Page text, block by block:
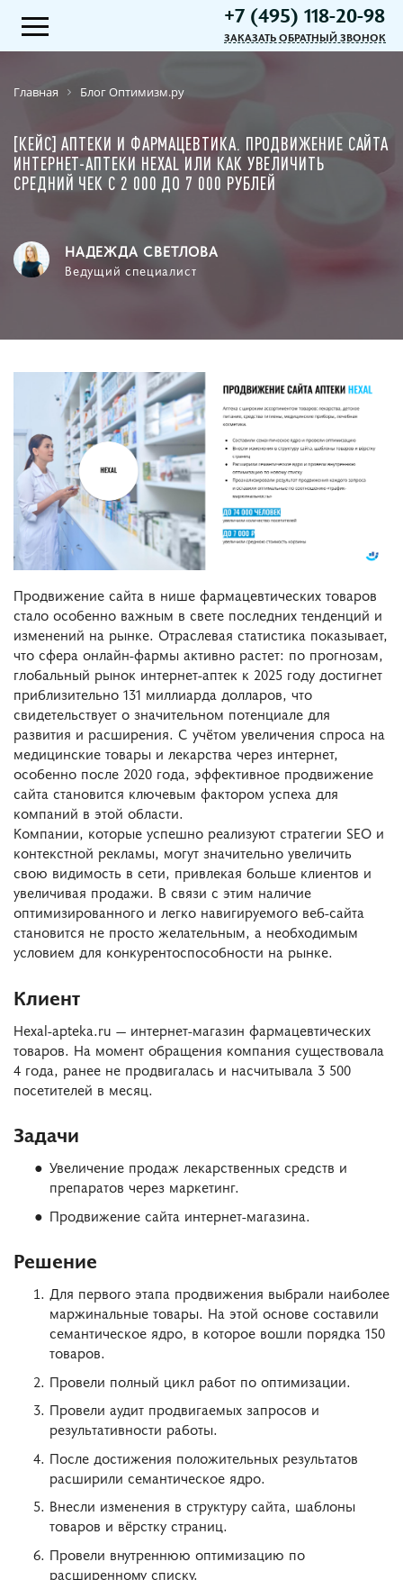
+7 (495) 118-20-98
ЗАКАЗАТЬ ОБРАТНЫЙ ЗВОНОК
Главная Блог Оптимизм.ру
[КЕЙС] АПТЕКИ И ФАРМАЦЕВТИКА. ПРОДВИЖЕНИЕ САЙТА
ИНТЕРНЕТ-АПТЕКИ HEXAL ИЛИ КАК УВЕЛИЧИТЬ
СРЕДНИЙ ЧЕК С 2 000 ДО 7 000 РУБЛЕЙ
НАДЕЖДА СВЕТЛОВА
Ведущий специалист
Продвижение сайта в нише фармацевтических товаров
стало особенно важным в свете последних тенденций и
изменений на рынке. Отраслевая статистика показывает,
что сфера онлайн-фармы активно растет: по прогнозам,
глобальный рынок интернет-аптек к 2025 году достигнет
приблизительно 131 миллиарда долларов, что
свидетельствует о значительном потенциале для
развития и расширения. С учётом увеличения спроса на
медицинские товары и лекарства через интернет,
особенно после 2020 года, эффективное продвижение
сайта становится ключевым фактором успеха для
компаний в этой области.
Компании, которые успешно реализуют стратегии SEO и
контекстной рекламы, могут значительно увеличить
свою видимость в сети, привлекая больше клиентов и
увеличивая продажи. В связи с этим наличие
оптимизированного и легко навигируемого веб-сайта
становится не просто желательным, а необходимым
условием для конкурентоспособности на рынке.
Клиент
Hexal-apteka.ru — интернет-магазин фармацевтических
товаров. На момент обращения компания существовала
4 года, ранее не продвигалась и насчитывала 3 500
посетителей в месяц.
Задачи
Увеличение продаж лекарственных средств и
препаратов через маркетинг.
Продвижение сайта интернет-магазина.
Решение
Для первого этапа продвижения выбрали наиболее
маржинальные товары. На этой основе составили
семантическое ядро, в которое вошли порядка 150
товаров.
Провели полный цикл работ по оптимизации.
Провели аудит продвигаемых запросов и
результативности работы.
После достижения положительных результатов
расширили семантическое ядро.
Внесли изменения в структуру сайта, шаблоны
товаров и вёрстку страниц.
Провели внутреннюю оптимизацию по
расширенному списку.